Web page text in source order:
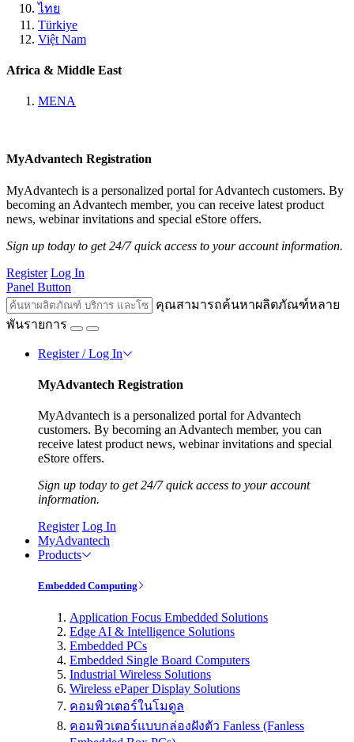
ไทย
Türkiye
Việt Nam
Africa & Middle East
MENA
MyAdvantech Registration
MyAdvantech is a personalized portal for Advantech customers. By
becoming an Advantech member, you can receive latest product
news, webinar invitations and special eStore offers.
Sign up today to get 24/7 quick access to your account information.
Register Log In
Panel Button
คุณสามารถค้นหาผลิตภัณฑ์หลาย
พันรายการ
Register / Log In
MyAdvantech Registration
MyAdvantech is a personalized portal for Advantech
customers. By becoming an Advantech member, you can
receive latest product news, webinar invitations and special
eStore offers.
Sign up today to get 24/7 quick access to your account
information.
Register Log In
MyAdvantech
Products
Embedded Computing
Application Focus Embedded Solutions
Edge AI & Intelligence Solutions
Embedded PCs
Embedded Single Board Computers
Industrial Wireless Solutions
Wireless ePaper Display Solutions
คอมพิวเตอร์ในโมดูล
คอมพิวเตอร์แบบกล่องฝังตัว Fanless (Fanless